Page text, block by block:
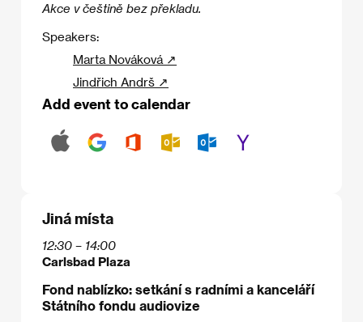
Akce v češtině bez překladu.
Speakers:
Marta Nováková ↗
Jindřich Andrš ↗
Add event to calendar
Jiná místa
12:30 – 14:00
Carlsbad Plaza
Fond nablízko: setkání s radními a kanceláří
Státního fondu audiovize